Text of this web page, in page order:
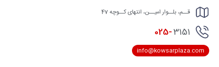
قــم، بلــوار امیــن، انتهای کــوچه 47
025-3151
info@kowsarplaza.com